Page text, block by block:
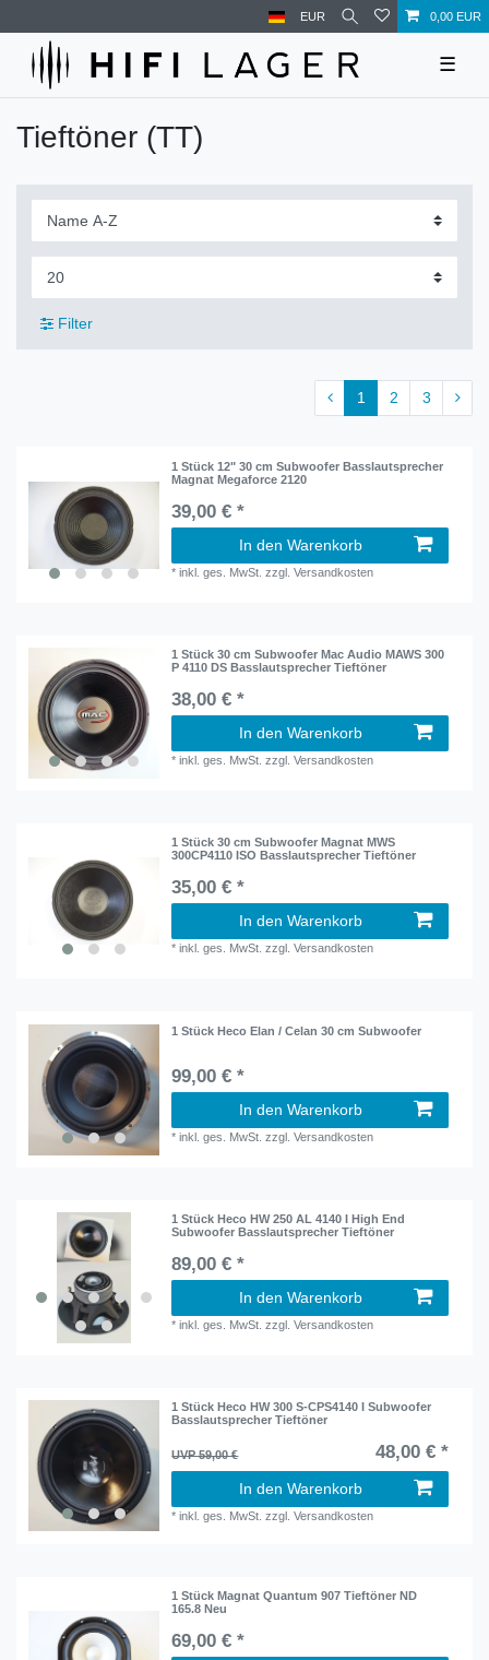
EUR 0,00 EUR
☰
Tieftöner (TT)
Filter
1 2 3
1 Stück 12" 30 cm Subwoofer Basslautsprecher
Magnat Megaforce 2120
39,00 € *
In den Warenkorb
*inkl. ges. MwSt. zzgl.Versandkosten
1 Stück 30 cm Subwoofer Mac Audio MAWS 300
P 4110 DS Basslautsprecher Tieftöner
38,00 € *
In den Warenkorb
*inkl. ges. MwSt. zzgl.Versandkosten
1 Stück 30 cm Subwoofer Magnat MWS
300CP4110 ISO Basslautsprecher Tieftöner
35,00 € *
In den Warenkorb
*inkl. ges. MwSt. zzgl.Versandkosten
1 Stück Heco Elan / Celan 30 cm Subwoofer
99,00 € *
In den Warenkorb
*inkl. ges. MwSt. zzgl.Versandkosten
1 Stück Heco HW 250 AL 4140 I High End
Subwoofer Basslautsprecher Tieftöner
89,00 € *
In den Warenkorb
*inkl. ges. MwSt. zzgl.Versandkosten
1 Stück Heco HW 300 S-CPS4140 I Subwoofer
Basslautsprecher Tieftöner
UVP 59,00 € 48,00 € *
In den Warenkorb
*inkl. ges. MwSt. zzgl.Versandkosten
1 Stück Magnat Quantum 907 Tieftöner ND
165.8 Neu
69,00 € *